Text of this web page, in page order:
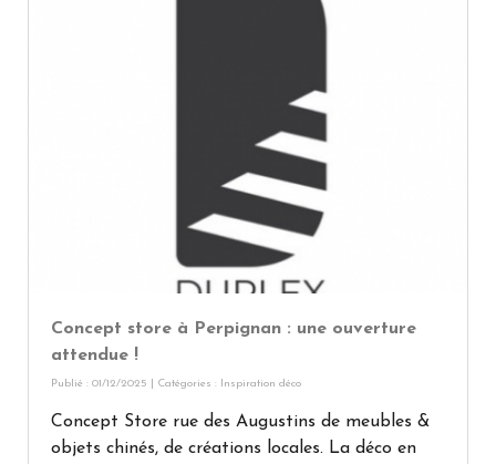
Concept store à Perpignan : une ouverture
attendue !
Publié : 01/12/2025 | Catégories : Inspiration déco
Concept Store rue des Augustins de meubles &
objets chinés, de créations locales. La déco en